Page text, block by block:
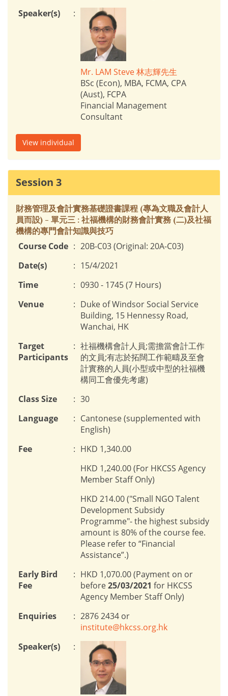
Speaker(s)
:
Mr. LAM Steve 林志輝先生
BSc (Econ), MBA, FCMA, CPA
(Aust), FCPA
Financial Management
Consultant
View individual
Session 3
財務管理及會計實務基礎證書課程 (專為文職及會計人
員而設) - 單元三 : 社福機構的財務會計實務 (二)及社福
機構的專門會計知識與技巧
Course Code : 20B-C03 (Original: 20A-C03)
Date(s)
: 15/4/2021
Time
: 0930 - 1745 (7 Hours)
Venue
: Duke of Windsor Social Service
Building, 15 Hennessy Road,
Wanchai, HK
Target
Participants
: 社福機構會計人員;需擔當會計工作
的文員;有志於拓闊工作範疇及至會
計實務的人員(小型或中型的社福機
構同工會優先考慮)
Class Size
: 30
Language
: Cantonese (supplemented with
English)
Fee
: HKD 1,340.00
HKD 1,240.00 (For HKCSS Agency
Member Staff Only)
HKD 214.00 ("Small NGO Talent
Development Subsidy
Programme"- the highest subsidy
amount is 80% of the course fee.
Please refer to “Financial
Assistance”.)
Early Bird
Fee
: HKD 1,070.00 (Payment on or
before25/03/2021 for HKCSS
Agency Member Staff Only)
Enquiries
: 2876 2434 or
institute@hkcss.org.hk
Speaker(s)
: